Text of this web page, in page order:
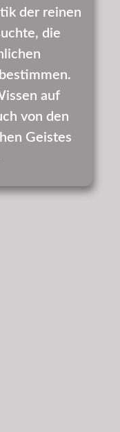
der reinen
die
auf
von den
Geistes